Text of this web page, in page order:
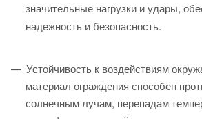
значительные нагрузки и удары,
надежность и безопасность.
Устойчивость к воздействиям
материал ограждения способен
солнечным лучам, перепадам